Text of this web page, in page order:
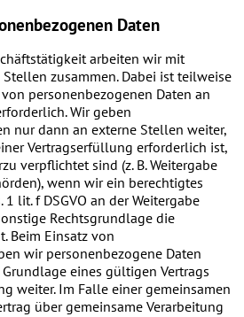
Daten
arbeiten wir mit
zusammen. Dabei ist teilweise
personenbezogenen Daten an
Wir geben
nur dann an externe Stellen weiter,
Vertragserfüllung erforderlich ist,
verpflichtet sind (z. B. Weitergabe
wenn wir ein berechtigtes
1 lit. f DSGVO an der Weitergabe
Rechtsgrundlage die
Beim Einsatz von
wir personenbezogene Daten
eines gültigen Vertrags
weiter. Im Falle einer gemeinsamen
über gemeinsame Verarbeitung